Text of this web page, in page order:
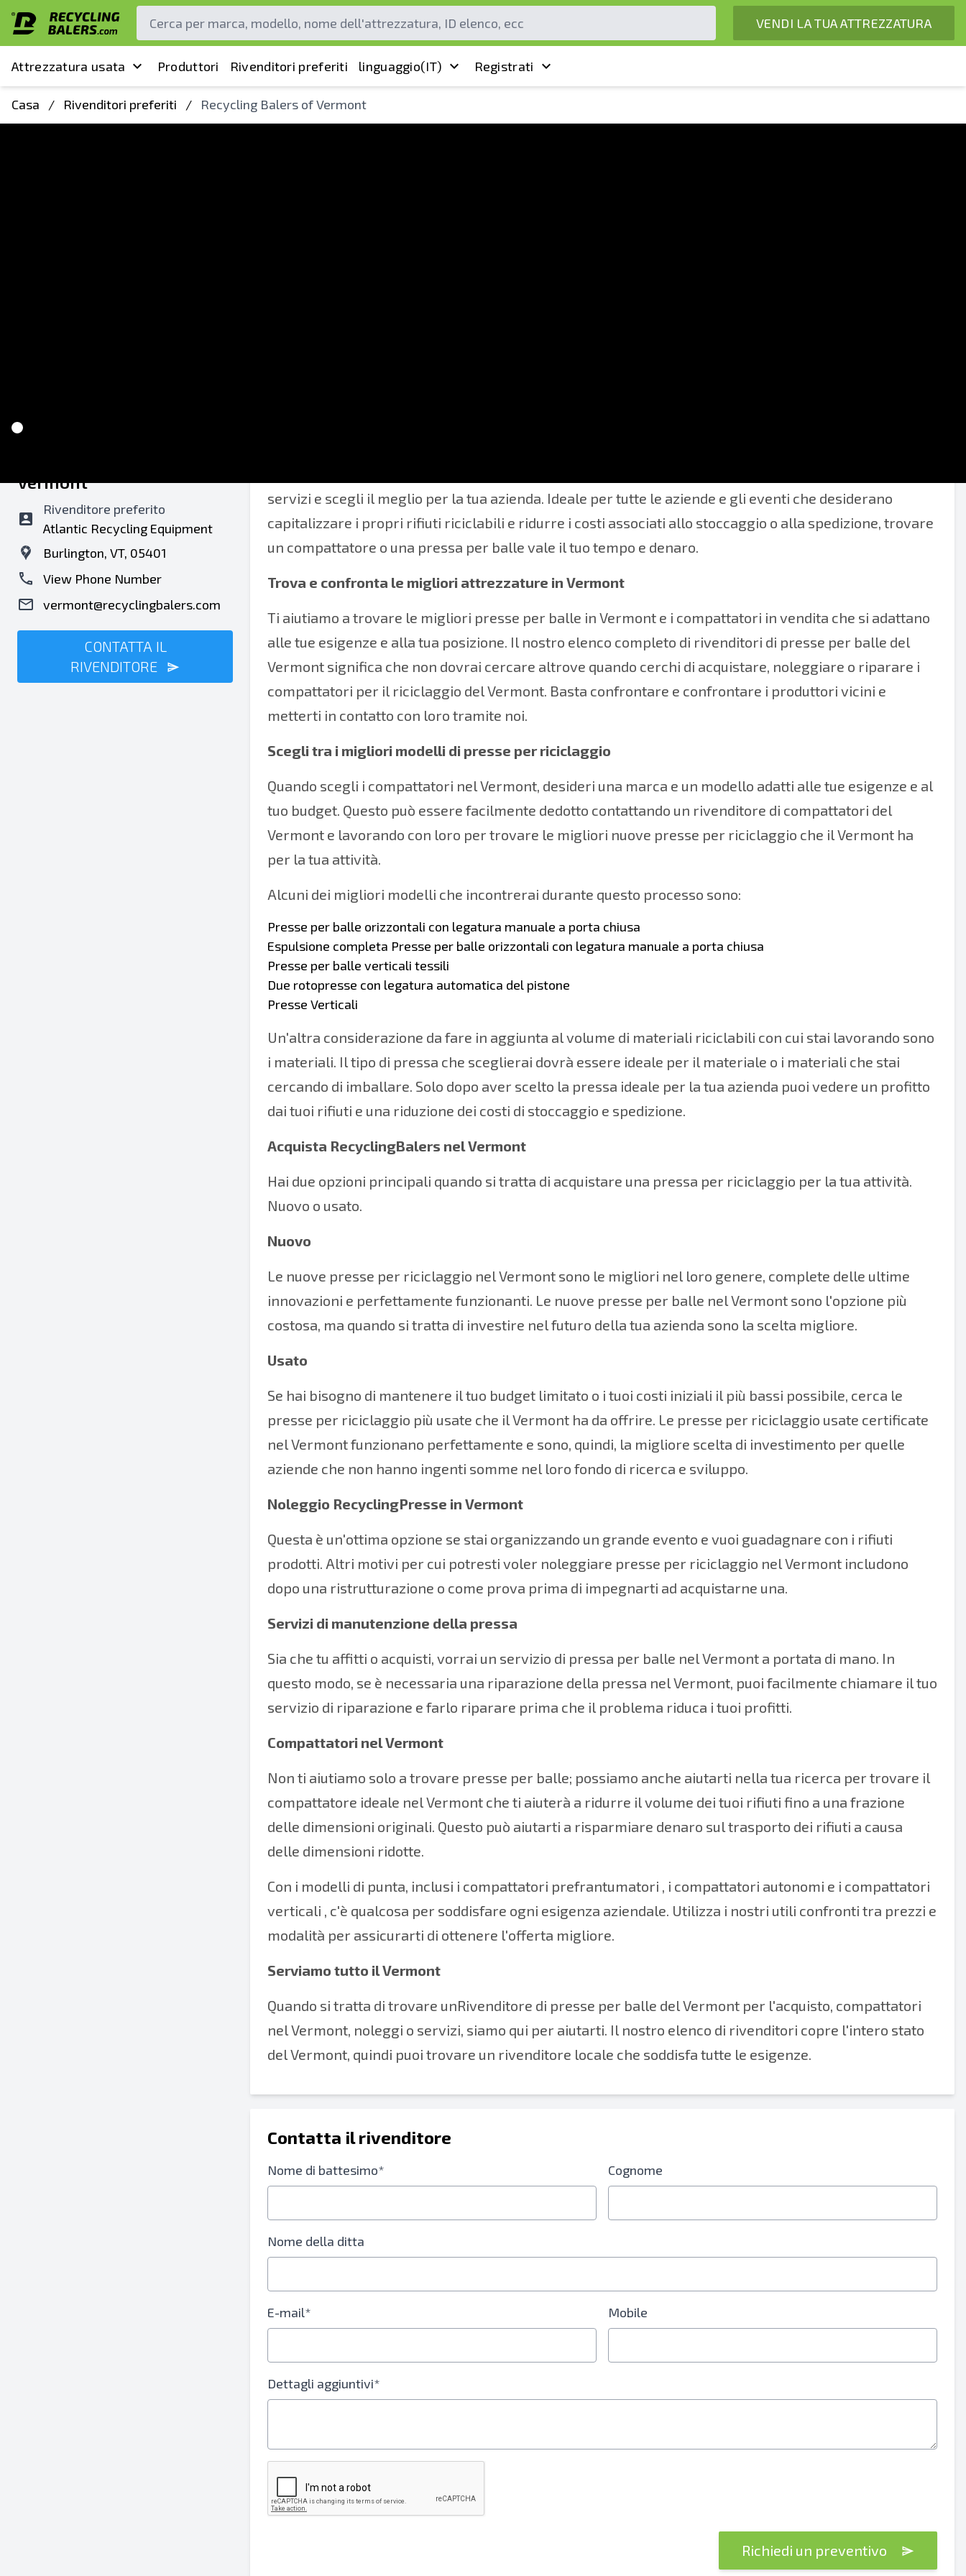
VENDI LA TUA ATTREZZATURA
Attrezzatura usata Produttori Rivenditori preferiti linguaggio(IT) Registrati
Casa / Rivenditori preferiti / Recycling Balers of Vermont
Vermont
Rivenditore preferito
Atlantic Recycling Equipment
Burlington, VT, 05401
View Phone Number
vermont@recyclingbalers.com
CONTATTA IL
RIVENDITORE
servizi e scegli il meglio per la tua azienda. Ideale per tutte le aziende e gli eventi che desiderano
capitalizzare i propri rifiuti riciclabili e ridurre i costi associati allo stoccaggio o alla spedizione, trovare
un compattatore o una pressa per balle vale il tuo tempo e denaro.
Trova e confronta le migliori attrezzature in Vermont
Ti aiutiamo a trovare le migliori presse per balle in Vermont e i compattatori in vendita che si adattano
alle tue esigenze e alla tua posizione. Il nostro elenco completo di rivenditori di presse per balle del
Vermont significa che non dovrai cercare altrove quando cerchi di acquistare, noleggiare o riparare i
compattatori per il riciclaggio del Vermont. Basta confrontare e confrontare i produttori vicini e
metterti in contatto con loro tramite noi.
Scegli tra i migliori modelli di presse per riciclaggio
Quando scegli i compattatori nel Vermont, desideri una marca e un modello adatti alle tue esigenze e al
tuo budget. Questo può essere facilmente dedotto contattando un rivenditore di compattatori del
Vermont e lavorando con loro per trovare le migliori nuove presse per riciclaggio che il Vermont ha
per la tua attività.
Alcuni dei migliori modelli che incontrerai durante questo processo sono:
Presse per balle orizzontali con legatura manuale a porta chiusa
Espulsione completa Presse per balle orizzontali con legatura manuale a porta chiusa
Presse per balle verticali tessili
Due rotopresse con legatura automatica del pistone
Presse Verticali
Un'altra considerazione da fare in aggiunta al volume di materiali riciclabili con cui stai lavorando sono
i materiali. Il tipo di pressa che sceglierai dovrà essere ideale per il materiale o i materiali che stai
cercando di imballare. Solo dopo aver scelto la pressa ideale per la tua azienda puoi vedere un profitto
dai tuoi rifiuti e una riduzione dei costi di stoccaggio e spedizione.
Acquista RecyclingBalers nel Vermont
Hai due opzioni principali quando si tratta di acquistare una pressa per riciclaggio per la tua attività.
Nuovo o usato.
Nuovo
Le nuove presse per riciclaggio nel Vermont sono le migliori nel loro genere, complete delle ultime
innovazioni e perfettamente funzionanti. Le nuove presse per balle nel Vermont sono l'opzione più
costosa, ma quando si tratta di investire nel futuro della tua azienda sono la scelta migliore.
Usato
Se hai bisogno di mantenere il tuo budget limitato o i tuoi costi iniziali il più bassi possibile, cerca le
presse per riciclaggio più usate che il Vermont ha da offrire. Le presse per riciclaggio usate certificate
nel Vermont funzionano perfettamente e sono, quindi, la migliore scelta di investimento per quelle
aziende che non hanno ingenti somme nel loro fondo di ricerca e sviluppo.
Noleggio RecyclingPresse in Vermont
Questa è un'ottima opzione se stai organizzando un grande evento e vuoi guadagnare con i rifiuti
prodotti. Altri motivi per cui potresti voler noleggiare presse per riciclaggio nel Vermont includono
dopo una ristrutturazione o come prova prima di impegnarti ad acquistarne una.
Servizi di manutenzione della pressa
Sia che tu affitti o acquisti, vorrai un servizio di pressa per balle nel Vermont a portata di mano. In
questo modo, se è necessaria una riparazione della pressa nel Vermont, puoi facilmente chiamare il tuo
servizio di riparazione e farlo riparare prima che il problema riduca i tuoi profitti.
Compattatori nel Vermont
Non ti aiutiamo solo a trovare presse per balle; possiamo anche aiutarti nella tua ricerca per trovare il
compattatore ideale nel Vermont che ti aiuterà a ridurre il volume dei tuoi rifiuti fino a una frazione
delle dimensioni originali. Questo può aiutarti a risparmiare denaro sul trasporto dei rifiuti a causa
delle dimensioni ridotte.
Con i modelli di punta, inclusi i compattatori prefrantumatori , i compattatori autonomi e i compattatori
verticali , c'è qualcosa per soddisfare ogni esigenza aziendale. Utilizza i nostri utili confronti tra prezzi e
modalità per assicurarti di ottenere l'offerta migliore.
Serviamo tutto il Vermont
Quando si tratta di trovare unRivenditore di presse per balle del Vermont per l'acquisto, compattatori
nel Vermont, noleggi o servizi, siamo qui per aiutarti. Il nostro elenco di rivenditori copre l'intero stato
del Vermont, quindi puoi trovare un rivenditore locale che soddisfa tutte le esigenze.
Contatta il rivenditore
Nome di battesimo* Cognome
Nome della ditta
E-mail* Mobile
Dettagli aggiuntivi*
Richiedi un preventivo